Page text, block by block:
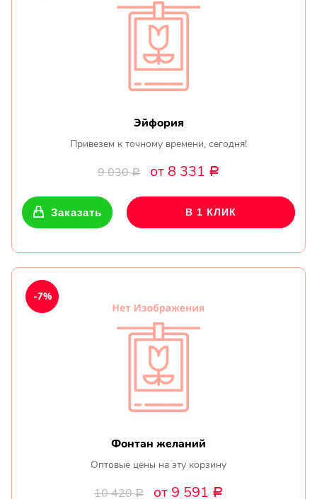
Эйфория
Привезем к точному времени, сегодня!
9 030Р от 8 331 Р
Заказать В 1 КЛИК
Фонтан желаний
Оптовые цены на эту корзину
10 420Р от 9 591 Р
-7%